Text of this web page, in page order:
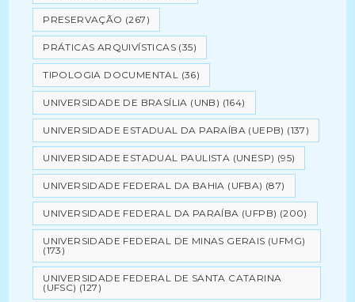
PRESERVAÇÃO (267)
PRÁTICAS ARQUIVÍSTICAS (35)
TIPOLOGIA DOCUMENTAL (36)
UNIVERSIDADE DE BRASÍLIA (UNB) (164)
UNIVERSIDADE ESTADUAL DA PARAÍBA (UEPB) (137)
UNIVERSIDADE ESTADUAL PAULISTA (UNESP) (95)
UNIVERSIDADE FEDERAL DA BAHIA (UFBA) (87)
UNIVERSIDADE FEDERAL DA PARAÍBA (UFPB) (200)
UNIVERSIDADE FEDERAL DE MINAS GERAIS (UFMG)
(173)
UNIVERSIDADE FEDERAL DE SANTA CATARINA
(UFSC) (127)